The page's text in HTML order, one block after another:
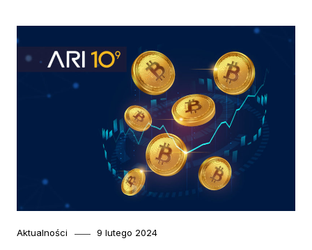
Category
Aktualności
Posted
9 lutego 2024